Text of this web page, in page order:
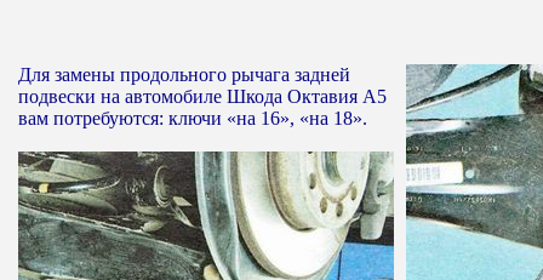
Для замены продольного рычага задней
подвески на автомобиле Шкода Октавия А5
вам потребуются: ключи «на 16», «на 18».